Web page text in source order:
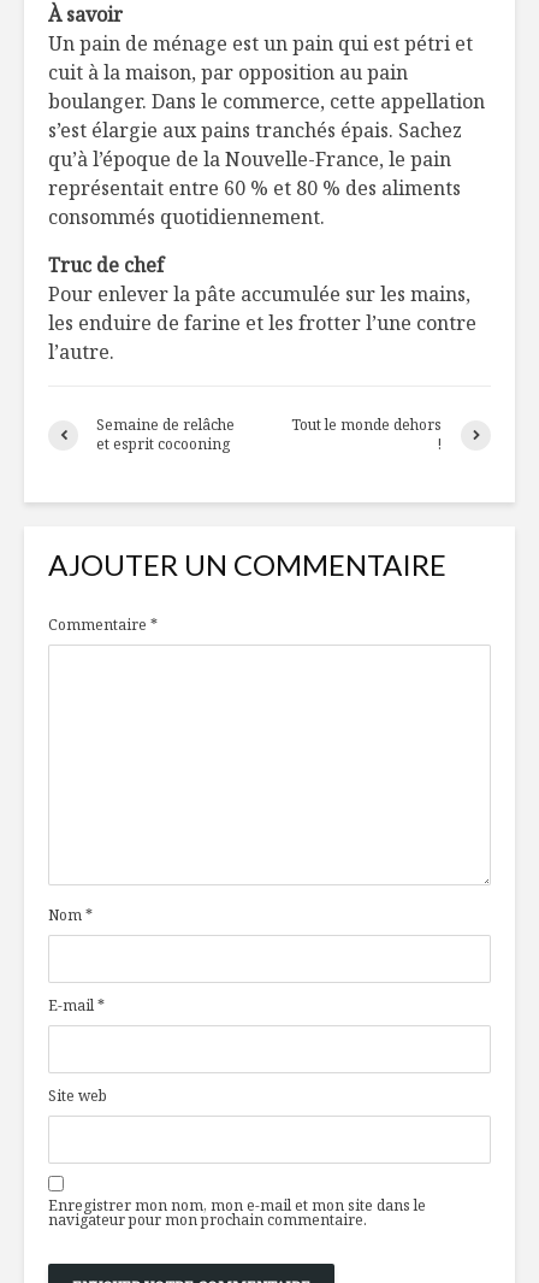
À savoir
Un pain de ménage est un pain qui est pétri et
cuit à la maison, par opposition au pain
boulanger. Dans le commerce, cette appellation
s’est élargie aux pains tranchés épais. Sachez
qu’à l’époque de la Nouvelle-France, le pain
représentait entre 60 % et 80 % des aliments
consommés quotidiennement.
Truc de chef
Pour enlever la pâte accumulée sur les mains,
les enduire de farine et les frotter l’une contre
l’autre.
Semaine de relâche
et esprit cocooning
Tout le monde dehors
!
AJOUTER UN COMMENTAIRE
Commentaire *
Nom*
E-mail*
Site web
Enregistrer mon nom, mon e-mail et mon site dans le
navigateur pour mon prochain commentaire.